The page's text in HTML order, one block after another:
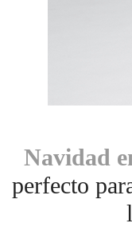
Navidad
perfecto